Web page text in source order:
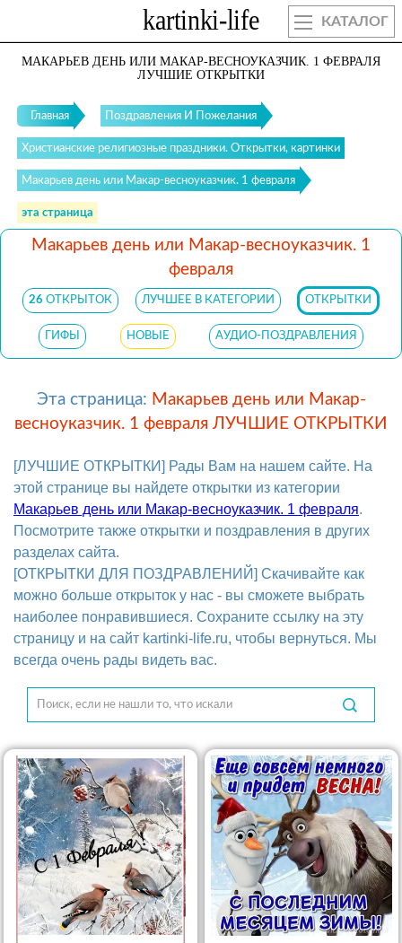
КАТАЛОГ
МАКАРЬЕВ ДЕНЬ ИЛИ МАКАР-ВЕСНОУКАЗЧИК. 1 ФЕВРАЛЯ
ЛУЧШИЕ ОТКРЫТКИ
Главная Поздравления И Пожелания
Христианские религиозные праздники. Открытки, картинки
Макарьев день или Макар-весноуказчик. 1 февраля
эта страница
Макарьев день или Макар-весноуказчик. 1
февраля
26 ОТКРЫТОК ЛУЧШЕЕ В КАТЕГОРИИ ОТКРЫТКИ
ГИФЫ НОВЫЕ АУДИО-ПОЗДРАВЛЕНИЯ
Эта страница: Макарьев день или Макар-
весноуказчик. 1 февраля ЛУЧШИЕ ОТКРЫТКИ
[ЛУЧШИЕ ОТКРЫТКИ] Рады Вам на нашем сайте. На
этой странице вы найдете открытки из категории
Макарьев день или Макар-весноуказчик. 1 февраля.
Посмотрите также открытки и поздравления в других
разделах сайта.
[ОТКРЫТКИ ДЛЯ ПОЗДРАВЛЕНИЙ] Скачивайте как
можно больше открыток у нас - вы сможете выбрать
наиболее понравившиеся. Сохраните ссылку на эту
страницу и на сайт kartinki-life.ru, чтобы вернуться. Мы
всегда очень рады видеть вас.